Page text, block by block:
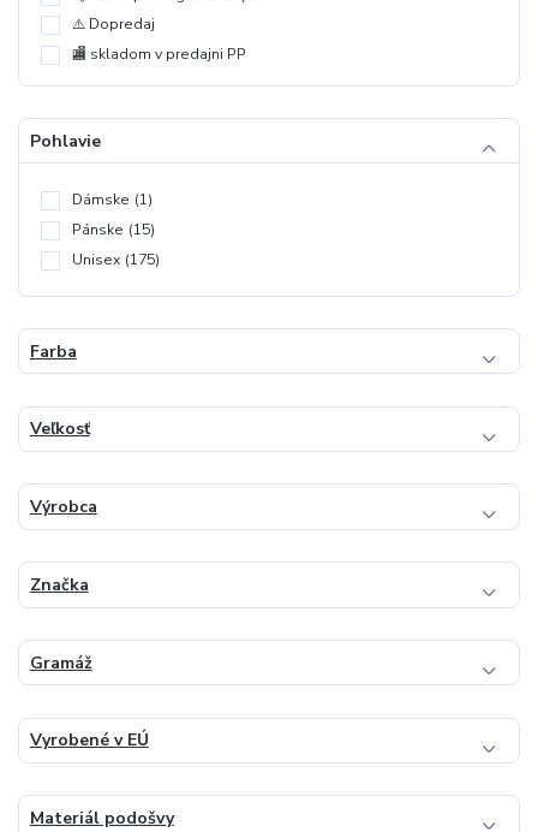
⚠️ Dopredaj
🏬 skladom v predajni PP
Pohlavie
Dámske (1)
Pánske (15)
Unisex (175)
Farba
Veľkosť
Výrobca
Značka
Gramáž
Vyrobené v EÚ
Materiál podošvy